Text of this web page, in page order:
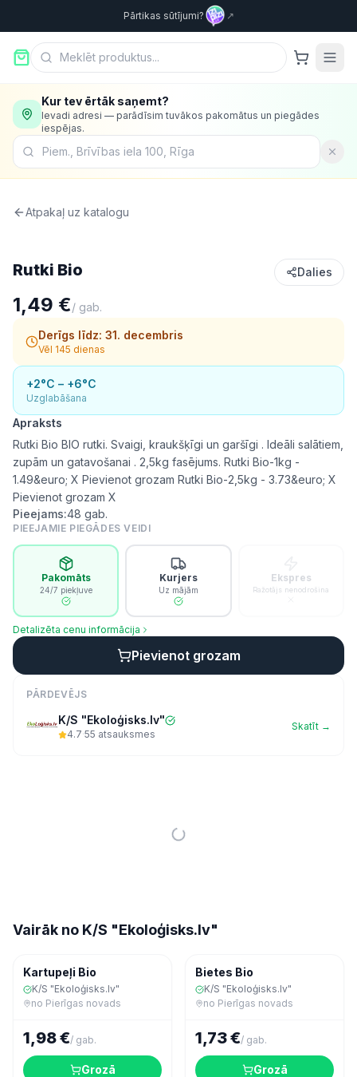
Pārtikas sūtījumi? ↗
Kur tev ērtāk saņemt?
Ievadi adresi — parādīsim tuvākos pakomātus un piegādes
iespējas.
Atpakaļ uz katalogu
Rutki Bio Dalies
1,49 €/ gab.
Derīgs līdz: 31. decembris
Vēl 145 dienas
+2°C – +6°C
Uzglabāšana
Apraksts
Rutki Bio BIO rutki. Svaigi, kraukšķīgi un garšīgi . Ideāli salātiem,
zupām un gatavošanai . 2,5kg fasējums. Rutki Bio-1kg -
1.49&euro; X Pievienot grozam Rutki Bio-2,5kg - 3.73&euro; X
Pievienot grozam X
Pieejams:48 gab.
PIEEJAMIE PIEGĀDES VEIDI
Pakomāts
24/7 piekļuve
Kurjers
Uz mājām
Ekspres
Ražotājs nenodrošina
Detalizēta cenu informācija
Pievienot grozam
PĀRDEVĒJS
K/S "Ekoloģisks.lv"
4.7·55 atsauksmes
Skatīt →
Vairāk no K/S "Ekoloģisks.lv"
Kartupeļi Bio
K/S "Ekoloģisks.lv"
no Pierīgas novads
1,98 €/ gab.
Grozā
Bietes Bio
K/S "Ekoloģisks.lv"
no Pierīgas novads
1,73 €/ gab.
Grozā